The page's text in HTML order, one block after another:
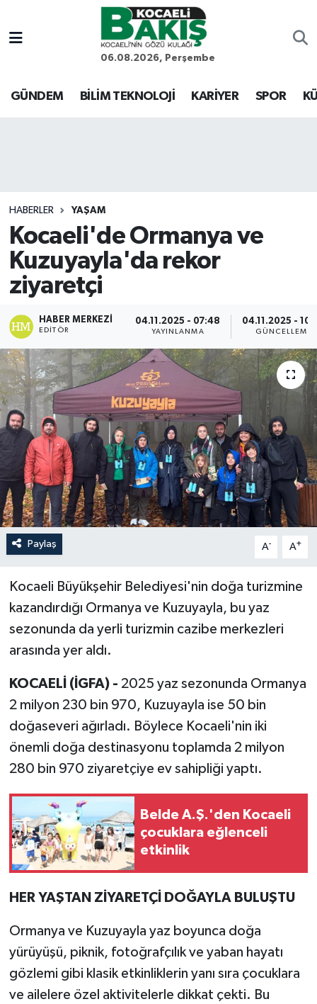
06.08.2026, Perşembe
GÜNDEM BİLİM TEKNOLOJİ KARİYER SPOR
HABERLER YAŞAM
Kocaeli'de Ormanya ve
Kuzuyayla'da rekor
ziyaretçi
HABER MERKEZI
EDITÖR
04.11.2025 - 07:48
YAYINLANMA
04.11.2025 -
GÜNCELLEME
Paylaş A- A+
Kocaeli Büyükşehir Belediyesi'nin doğa turizmine
kazandırdığı Ormanya ve Kuzuyayla, bu yaz
sezonunda da yerli turizmin cazibe merkezleri
arasında yer aldı.
KOCAELİ (İGFA) - 2025 yaz sezonunda Ormanya
2 milyon 230 bin 970, Kuzuyayla ise 50 bin
doğaseveri ağırladı. Böylece Kocaeli'nin iki
önemli doğa destinasyonu toplamda 2 milyon
280 bin 970 ziyaretçiye ev sahipliği yaptı.
Belde A.Ş.'den Kocaeli
çocuklara eğlenceli
etkinlik
HER YAŞTAN ZİYARETÇİ DOĞAYLA BULUŞTU
Ormanya ve Kuzuyayla yaz boyunca doğa
yürüyüşü, piknik, fotoğrafçılık ve yaban hayatı
gözlemi gibi klasik etkinliklerin yanı sıra çocuklara
ve ailelere özel aktivitelerle dikkat çekti. Bu
Kocaeli Nöbetçi Eczaneler
Kocaeli Hava Durumu
Son Dakika Haberleri
Haber Arşivi